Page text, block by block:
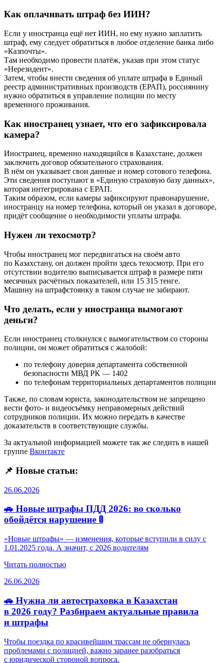
Как оплачивать штраф без ИИН?
Если у иностранца ещё нет ИИН, но ему нужно заплатить
штраф, ему следует обратиться в любое отделение банка либо
«Казпочты».
Там необходимо провести платёж, указав при этом статус
«Нерезидент».
Затем, чтобы внести сведения об уплате штрафа в Единый
реестр административных производств (ЕРАП), россиянину
нужно обратиться в управление полиции по месту
временного проживания.
Как иностранец узнает, что его зафиксировала
камера?
Иностранец, временно находящийся в Казахстане, должен
заключить договор обязательного страхования.
В нём он указывает свои данные и номер сотового телефона.
Эти сведения поступают в «Единую страховую базу данных»,
которая интегрирована с ЕРАП.
Таким образом, если камеры зафиксируют правонарушение,
иностранцу на номер телефона, который он указал в договоре,
придёт сообщение о необходимости уплаты штрафа.
Нужен ли техосмотр?
Чтобы иностранец мог передвигаться на своём авто
по Казахстану, он должен пройти здесь техосмотр. При его
отсутствии водителю выписывается штраф в размере пяти
месячных расчётных показателей, или 15 315 тенге.
Машину на штрафстоянку в таком случае не забирают.
Что делать, если у иностранца вымогают
деньги?
Если иностранец столкнулся с вымогательством со стороны
полиции, он может обратиться с жалобой:
по телефону доверия департамента собственной
безопасности МВД РК — 1402
по телефонам территориальных департаментов полиции
Также, по словам юриста, законодательством не запрещено
вести фото- и видеосъёмку неправомерных действий
сотрудников полиции. Их можно передать в качестве
доказательств в соответствующие службы.
За актуальной информацией можете так же следить в нашей
группе Вконтакте
📌 Новые статьи:
26.06.2026
🚗 Новые штрафы ПДД 2026: во сколько
обойдётся нарушение 🚦
«Новые штрафы» — изменения, которые вступили в силу с
1.01.2025 года. А значит, с 2026 водителям
Читать полностью
26.06.2026
🚗 Нужна ли автостраховка в Казахстан
в 2026 году? Разбираем актуальные правила
и штрафы
Чтобы поездка по красивейшим трассам не обернулась
проблемами с полицией, важно заранее разобраться
с юридической стороной вопроса.